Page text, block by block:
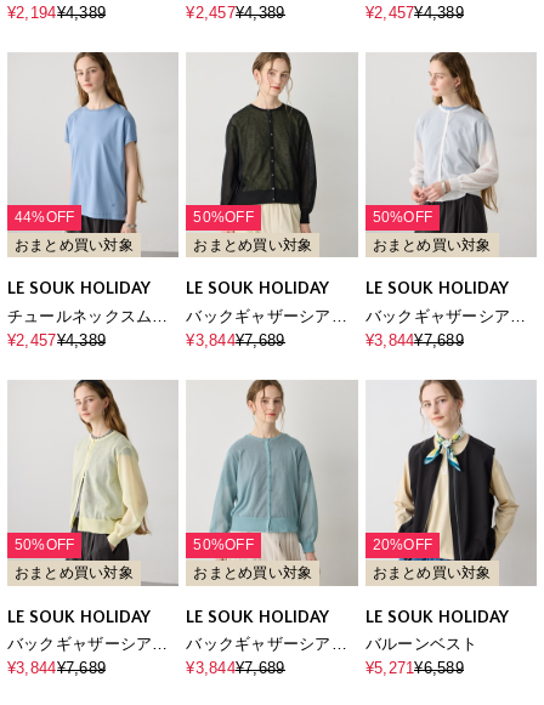
【接触冷感・吸水速
¥2,194¥4,389
スTシャツ【接触冷感・
¥2,457¥4,389
スTシャツ【接触冷感・
¥2,457¥4,389
44%OFF
おまとめ買い対象
LE SOUK HOLIDAY
チュールネックスムー
スTシャツ【接触冷感・
¥2,457¥4,389
50%OFF
おまとめ買い対象
LE SOUK HOLIDAY
バックギャザーシアー
カーディガン【ハンド
¥3,844¥7,689
50%OFF
おまとめ買い対象
LE SOUK HOLIDAY
バックギャザーシアー
カーディガン【ハンド
¥3,844¥7,689
50%OFF
おまとめ買い対象
LE SOUK HOLIDAY
バックギャザーシアー
カーディガン【ハンド
¥3,844¥7,689
50%OFF
おまとめ買い対象
LE SOUK HOLIDAY
バックギャザーシアー
カーディガン【ハンド
¥3,844¥7,689
20%OFF
おまとめ買い対象
LE SOUK HOLIDAY
バルーンベスト
¥5,271¥6,589